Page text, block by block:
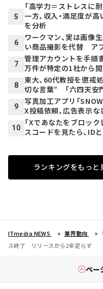
5
「高学力＝ストレスに
一方、収入・満足度
を分析
6
ワークマン、実は画
い商品撮影を代替 ア
7
管理アカウントを手順
万件が特定の1社から
8
東大、60代教授を懲
切な言葉” 「六四天安
9
写真加工アプリ「
X投稿依頼、広告表示
10
「Xであなたをブロッ
スコードを見たら、ID
ランキングをもっと
ITmedia NEWS 業界動向
ス終了 リリースから2年足らず
ペー